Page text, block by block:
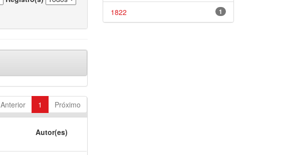
Anterior 1 Próximo
Autor(es)
1
1822